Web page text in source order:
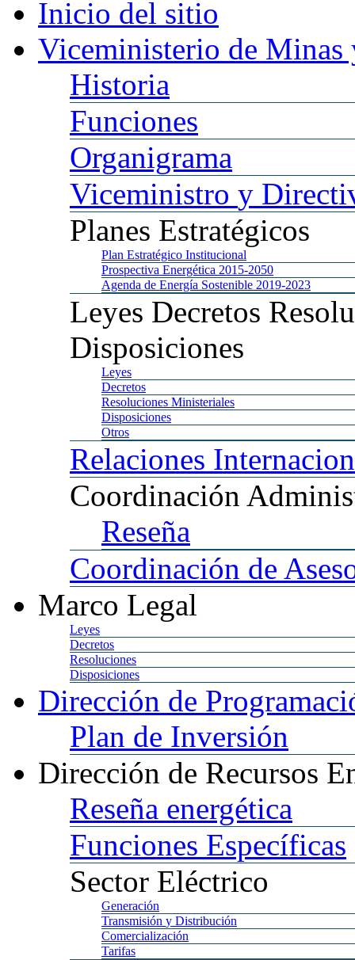
Inicio del sitio
Viceministerio de Minas
Historia
Funciones
Organigrama
Viceministro y
Planes Estratégicos
Plan Estratégico Institucional
Prospectiva Energética 2015-2050
Agenda de Energía Sostenible 2019-2023
Leyes Decretos
Disposiciones
Leyes
Decretos
Resoluciones Ministeriales
Disposiciones
Otros
Relaciones
Coordinación
Reseña
Coordinación de
Marco Legal
Leyes
Decretos
Resoluciones
Disposiciones
Dirección de
Plan de Inversión
Dirección de Recursos
Reseña energética
Funciones Específicas
Sector Eléctrico
Generación
Transmisión y Distribución
Comercialización
Tarifas